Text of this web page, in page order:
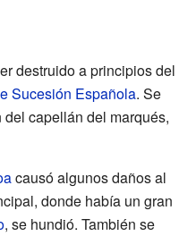
destruido a principios del
Sucesión Española. Se
capellán del marqués,
causó algunos daños al
donde había un gran
, se hundió. También se